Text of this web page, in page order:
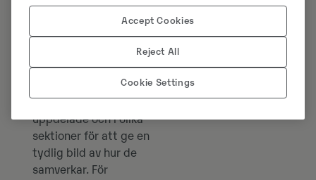
Vad är en sprängskiss och
varför behövs den?
En sprängskiss är en
detaljerad illustration som
visar alla delar och
komponenter i en maskin,
uppdelade och i olika
sektioner för att ge en
tydlig bild av hur de
samverkar. För
Accept Cookies
Reject All
Cookie Settings